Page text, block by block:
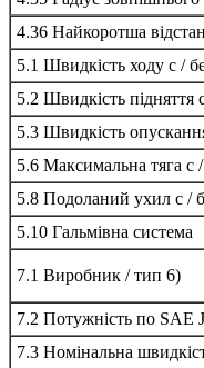
4.36 Найкоротша
5.1 Швидкість ходу с /
5.2 Швидкість підняття
5.3 Швидкість
5.6 Максимальна тяга с
5.8 Подоланий ухил с /
5.10 Гальмівна система
7.1 Виробник / тип 6)
7.2 Потужність по SAE
7.3 Номінальна